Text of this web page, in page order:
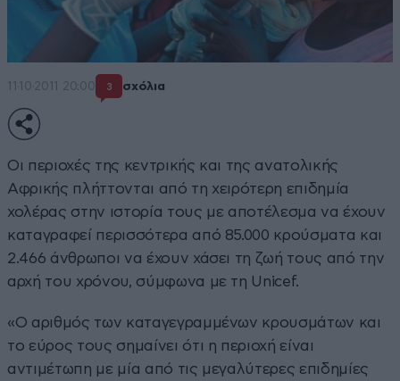
11·10·2011 20:00 3 σχόλια
Οι περιοχές της κεντρικής και της ανατολικής
Αφρικής πλήττονται από τη χειρότερη επιδημία
χολέρας στην ιστορία τους με αποτέλεσμα να έχουν
καταγραφεί περισσότερα από 85.000 κρούσματα και
2.466 άνθρωποι να έχουν χάσει τη ζωή τους από την
αρχή του χρόνου, σύμφωνα με τη Unicef.
«Ο αριθμός των καταγεγραμμένων κρουσμάτων και
το εύρος τους σημαίνει ότι η περιοχή είναι
αντιμέτωπη με μία από τις μεγαλύτερες επιδημίες